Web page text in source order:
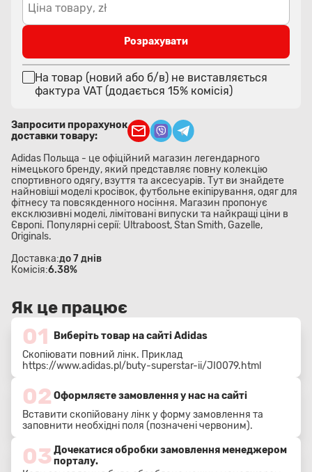
Ціна товару, zł
Розрахувати
На товар (новий або б/в) не виставляється
фактура VAT (додається 15% комісія)
Запросити прорахунок
доставки товару:
Adidas Польща - це офіційний магазин легендарного
німецького бренду, який представляє повну колекцію
спортивного одягу, взуття та аксесуарів. Тут ви знайдете
найновіші моделі кросівок, футбольне екіпірування, одяг для
фітнесу та повсякденного носіння. Магазин пропонує
ексклюзивні моделі, лімітовані випуски та найкращі ціни в
Європі. Популярні серії: Ultraboost, Stan Smith, Gazelle,
Originals.
Доставка:до 7 днів
Комісія:6.38%
Як це працює
01
Виберіть товар на сайті Adidas
Скопіювати повний лінк. Приклад
https://www.adidas.pl/buty-superstar-ii/JI0079.html
02 Оформляєте замовлення у нас на сайті
Вставити скопійовану лінк у форму замовлення та
заповнити необхідні поля (позначені червоним).
03Дочекатися обробки замовлення менеджером
порталу.